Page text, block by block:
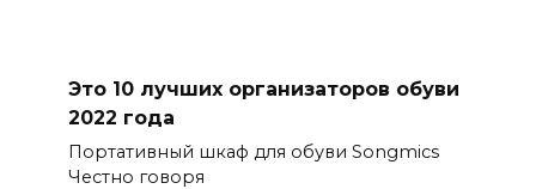
Это 10 лучших организаторов обуви
2022 года
Портативный шкаф для обуви Songmics
Честно говоря